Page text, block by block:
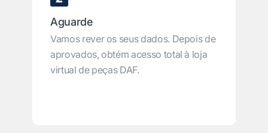
Aguarde
Vamos rever os seus dados. Depois de
aprovados, obtém acesso total à loja
virtual de peças DAF.